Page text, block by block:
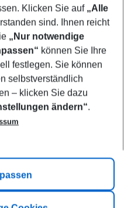
filter
Klicken Sie auf „Alle
sind. Ihnen reicht
„Nur notwendige
können Sie Ihre
festlegen. Sie können
selbstverständlich
– klicken Sie dazu
ändern“.